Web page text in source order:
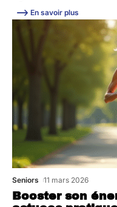
En savoir plus
Booster son
Seniors 11 mars 2026